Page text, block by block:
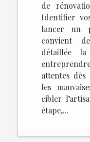
de
Identifier
lancer un
convient
détaillée
attentes
les
cibler
étape,...